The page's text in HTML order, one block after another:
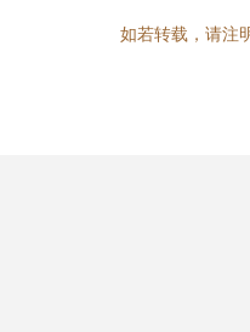
如若转载，请注